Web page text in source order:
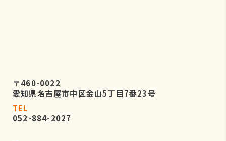
〒460-0022
愛知県名古屋市中区金山5丁目7番23号
TEL
052-884-2027